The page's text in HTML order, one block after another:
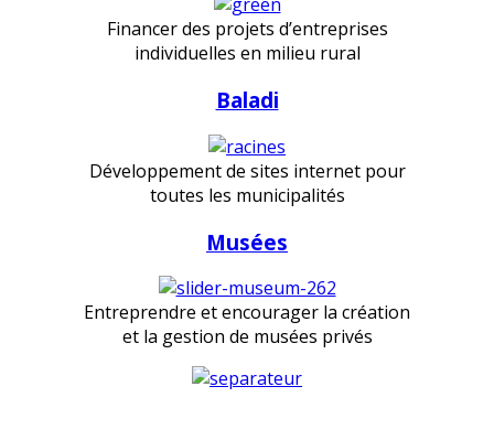
Financer des projets d’entreprises
individuelles en milieu rural
Baladi
Développement de sites internet pour
toutes les municipalités
Musées
Entreprendre et encourager la création
et la gestion de musées privés